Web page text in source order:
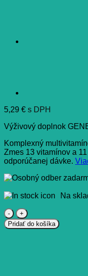
5,29 € s DPH
Výživový doplnok
Komplexný
Zmes 13 vitamínov a
odporúčanej dávke.
Na
množstvo
GENERICA
Quantum
Pridať do košíka